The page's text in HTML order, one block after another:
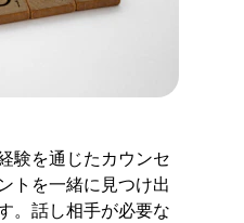
験を通じたカウンセ
トを一緒に見つけ出
。話し相手が必要な